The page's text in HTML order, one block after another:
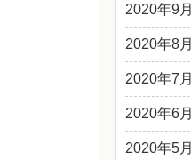
2020年9月
2020年8月
2020年7月
2020年6月
2020年5月